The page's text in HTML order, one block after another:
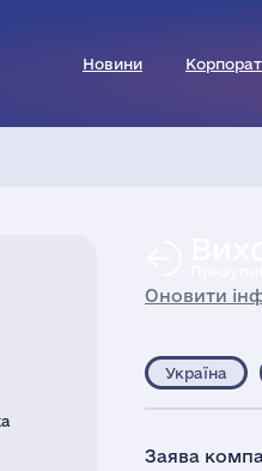
Новини
Оновити
Україна
Заява